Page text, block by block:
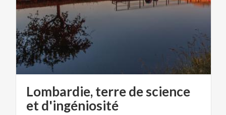
Lombardie, terre de science
et d'ingéniosité